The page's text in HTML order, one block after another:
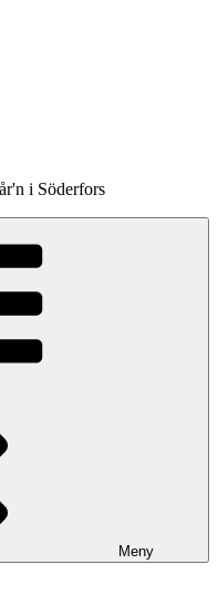
i Söderfors
Meny